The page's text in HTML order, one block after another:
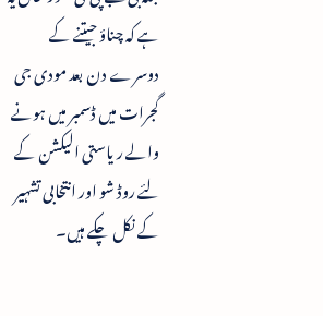
ہے کہ چناؤ جیتنے کے
دوسرے دن بعد مودی جی
گجرات میں ڈسمبر میں ہونے
والے ریاستی الیکشن کے
لئے روڈ شو اور انتخابی تشہیر
کے نکل چکے ہیں۔